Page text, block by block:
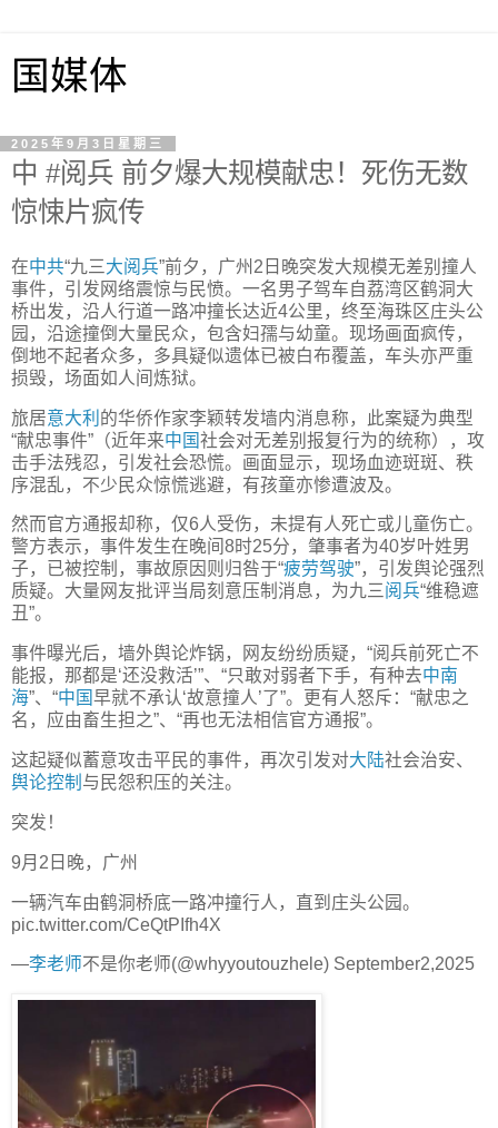
国媒体
2025年9月3日星期三
中 #阅兵 前夕爆大规模献忠！死伤无数
惊悚片疯传
在中共“九三大阅兵”前夕，广州2日晚突发大规模无差别撞人
事件，引发网络震惊与民愤。一名男子驾车自荔湾区鹤洞大
桥出发，沿人行道一路冲撞长达近4公里，终至海珠区庄头公
园，沿途撞倒大量民众，包含妇孺与幼童。现场画面疯传，
倒地不起者众多，多具疑似遗体已被白布覆盖，车头亦严重
损毁，场面如人间炼狱。
旅居意大利 的华侨作家李颖转发墙内消息称，此案疑为典型
“献忠事件”（近年来中国社会对无差别报复行为的统称），攻
击手法残忍，引发社会恐慌。画面显示，现场血迹斑斑、秩
序混乱，不少民众惊慌逃避，有孩童亦惨遭波及。
然而官方通报却称，仅6人受伤，未提有人死亡或儿童伤亡。
警方表示，事件发生在晚间8时25分，肇事者为40岁叶姓男
子，已被控制，事故原因则归咎于“疲劳驾驶”，引发舆论强烈
质疑。大量网友批评当局刻意压制消息，为九三阅兵“维稳遮
丑”。
事件曝光后，墙外舆论炸锅，网友纷纷质疑，“阅兵前死亡不
能报，那都是‘还没救活’”、“只敢对弱者下手，有种去中南
海”、“中国早就不承认‘故意撞人’了”。更有人怒斥：“献忠之
名，应由畜生担之”、“再也无法相信官方通报”。
这起疑似蓄意攻击平民的事件，再次引发对大陆社会治安、
舆论控制 与民怨积压的关注。
突发！
9月2日晚，广州
一辆汽车由鹤洞桥底一路冲撞行人，直到庄头公园。
pic.twitter.com/CeQtPIfh4X
—李老师不是你老师(@whyyoutouzhele) September2,2025